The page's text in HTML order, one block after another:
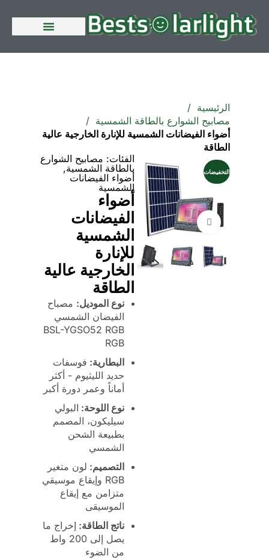
الرئيسية
مصابيح الشوارع بالطاقة الشمسية
أضواء الفيضانات الشمسية للإنارة الخارجية عالية
الطاقة
التخفيضات
انقر للتكبير
الفئات: مصابيح الشوارع
بالطاقة الشمسية,
أضواء الفيضانات
الشمسية
أضواء
الفيضانات
الشمسية
للإنارة
الخارجية عالية
الطاقة
نوع الموديل: مصباح
الفيضان الشمسي
BSL-YGSO52 RGB
RGB
البطارية: فوسفات
حديد الليثيوم - أكثر
أماناً وعمر دورة أكبر
نوع اللوحة: البولي
سيليكون، المصمم
بطبيعة الشحن
الشمسي
التصميم: لون متغير
RGB وإيقاع موسيقي
متزامن مع إيقاع
الموسيقى
ناتج الطاقة: إخراج ما
يصل إلى 200 واط
من الضوء